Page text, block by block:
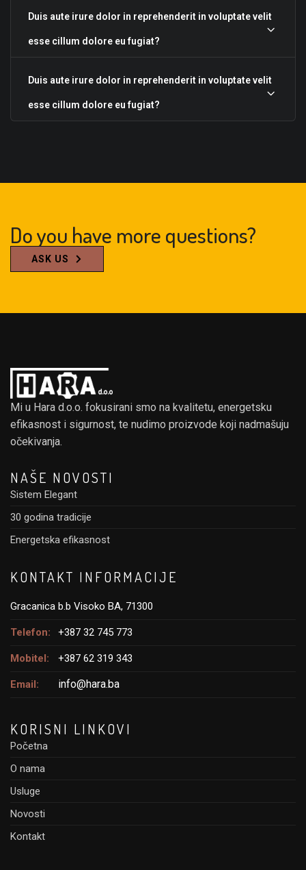
Duis aute irure dolor in reprehenderit in voluptate velit
esse cillum dolore eu fugiat?
Duis aute irure dolor in reprehenderit in voluptate velit
esse cillum dolore eu fugiat?
Do you have more questions?
ASK US
Mi u Hara d.o.o. fokusirani smo na kvalitetu, energetsku
efikasnost i sigurnost, te nudimo proizvode koji nadmašuju
očekivanja.
NAŠE NOVOSTI
Sistem Elegant
30 godina tradicije
Energetska efikasnost
KONTAKT INFORMACIJE
Gracanica b.b Visoko BA, 71300
Telefon: +387 32 745 773
Mobitel: +387 62 319 343
Email: info@hara.ba
KORISNI LINKOVI
Početna
O nama
Usluge
Novosti
Kontakt